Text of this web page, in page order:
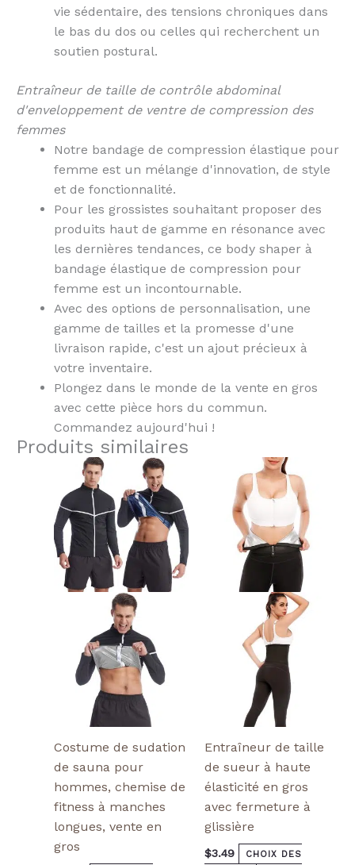
vie sédentaire, des tensions chroniques dans
le bas du dos ou celles qui recherchent un
soutien postural.
Entraîneur de taille de contrôle abdominal
d'enveloppement de ventre de compression des
femmes
Notre bandage de compression élastique pour
femme est un mélange d'innovation, de style
et de fonctionnalité.
Pour les grossistes souhaitant proposer des
produits haut de gamme en résonance avec
les dernières tendances, ce body shaper à
bandage élastique de compression pour
femme est un incontournable.
Avec des options de personnalisation, une
gamme de tailles et la promesse d'une
livraison rapide, c'est un ajout précieux à
votre inventaire.
Plongez dans le monde de la vente en gros
avec cette pièce hors du commun.
Commandez aujourd'hui !
Produits similaires
Costume de sudation
de sauna pour
hommes, chemise de
fitness à manches
longues, vente en
gros
produit
a
plusieurs
variantes.
Les
options
peuvent
être
choisies
sur
la
de
produit
Entraîneur de taille
de sueur à haute
élasticité en gros
avec fermeture à
glissière
$3.49
CHOIX DES
Ce
produit
plusieurs
variantes.
Les
options
peuvent
être
choisies
sur
la
page
de
produit